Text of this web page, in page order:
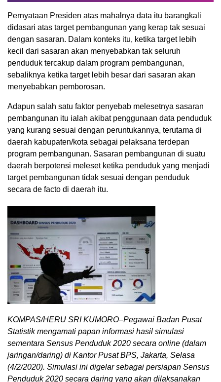
Pernyataan Presiden atas mahalnya data itu barangkali
didasari atas target pembangunan yang kerap tak sesuai
dengan sasaran. Dalam konteks itu, ketika target lebih
kecil dari sasaran akan menyebabkan tak seluruh
penduduk tercakup dalam program pembangunan,
sebaliknya ketika target lebih besar dari sasaran akan
menyebabkan pemborosan.
Adapun salah satu faktor penyebab melesetnya sasaran
pembangunan itu ialah akibat penggunaan data penduduk
yang kurang sesuai dengan peruntukannya, terutama di
daerah kabupaten/kota sebagai pelaksana terdepan
program pembangunan. Sasaran pembangunan di suatu
daerah berpotensi meleset ketika penduduk yang menjadi
target pembangunan tidak sesuai dengan penduduk
secara de facto di daerah itu.
KOMPAS/HERU SRI KUMORO–Pegawai Badan Pusat
Statistik mengamati papan informasi hasil simulasi
sementara Sensus Penduduk 2020 secara online (dalam
jaringan/daring) di Kantor Pusat BPS, Jakarta, Selasa
(4/2/2020). Simulasi ini digelar sebagai persiapan Sensus
Penduduk 2020 secara daring yang akan dilaksanakan